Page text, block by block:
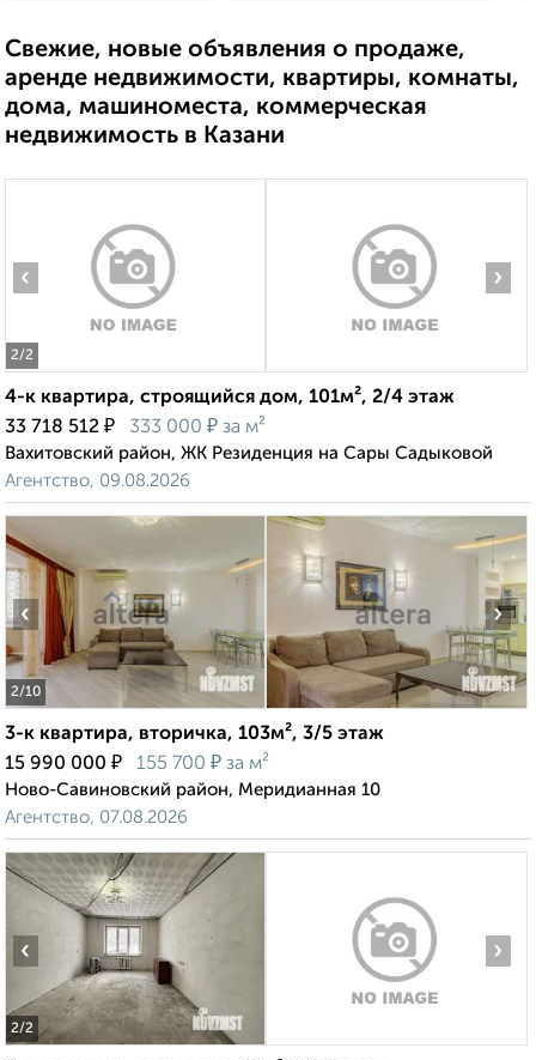
Свежие, новые объявления о продаже,
аренде недвижимости, квартиры, комнаты,
дома, машиноместа, коммерческая
недвижимость в Казани
2/2
‹ ›
4-к квартира, строящийся дом, 101м², 2/4 этаж
33 718 512 ₽ 333 000 ₽ за м²
Вахитовский район, ЖК Резиденция на Сары Садыковой
Агентство, 09.08.2026
2/10
‹ ›
3-к квартира, вторичка, 103м², 3/5 этаж
15 990 000 ₽ 155 700 ₽ за м²
Ново-Савиновский район, Меридианная 10
Агентство, 07.08.2026
2/2
‹ ›